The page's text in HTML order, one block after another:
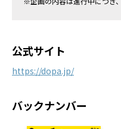
公式サイト
https://dopa.jp/
バックナンバー